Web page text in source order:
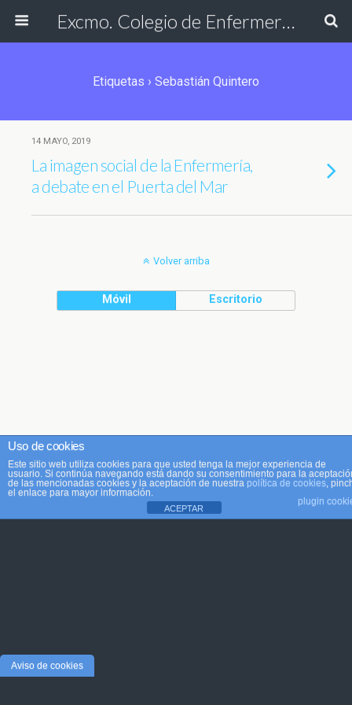
Excmo. Colegio de Enfermería de Cádiz
Etiquetas › Sebastián Quintero
14 MAYO, 2019
La imagen social de la Enfermería,
a debate en el Puerta del Mar
Volver arriba
Móvil Escritorio
Uso de cookies
Este sitio web utiliza cookies para que usted tenga la mejor experiencia de
usuario. Si continúa navegando está dando su consentimiento para la
de las mencionadas cookies y la aceptación de nuestra política de cookies,
el enlace para mayor información.
plugin
ACEPTAR
Aviso de cookies